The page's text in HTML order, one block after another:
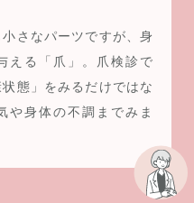
さなパーツですが、身
える「爪」。爪検診で
態」をみるだけではな
や身体の不調までみま